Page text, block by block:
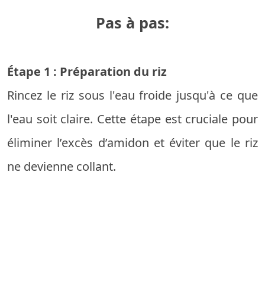
Pas à pas:
Étape 1 : Préparation du riz
Rincez le riz sous l'eau froide jusqu'à ce que
l'eau soit claire. Cette étape est cruciale pour
éliminer l’excès d’amidon et éviter que le riz
ne devienne collant.